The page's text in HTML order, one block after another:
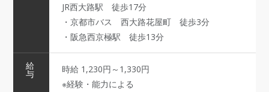
JR西大路駅 徒歩17分
・京都市バス 西大路花屋町 徒歩3分
・阪急西京極駅 徒歩13分
給
与
時給 1,230円～1,330円
※経験・能力による